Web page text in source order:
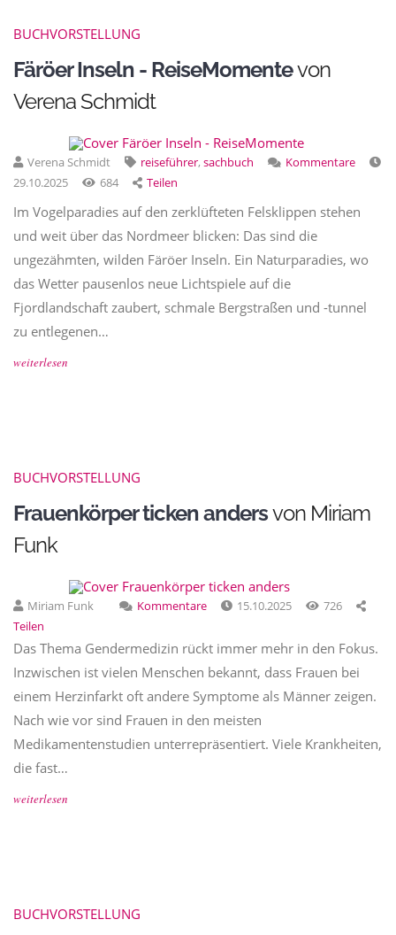
BUCHVORSTELLUNG
Färöer Inseln - ReiseMomentevon
Verena Schmidt
Verena Schmidt reiseführer, sachbuch
Kommentare
29.10.2025
684 Teilen
Im Vogelparadies auf den zerklüfteten Felsklippen stehen
und weit über das Nordmeer blicken: Das sind die
ungezähmten, wilden Färöer Inseln. Ein Naturparadies, wo
das Wetter pausenlos neue Lichtspiele auf die
Fjordlandschaft zaubert, schmale Bergstraßen und -tunnel
zu entlegenen…
weiterlesen
BUCHVORSTELLUNG
Frauenkörper ticken andersvon Miriam
Funk
Miriam Funk Kommentare 15.10.2025
726
Teilen
Das Thema Gendermedizin rückt immer mehr in den Fokus.
Inzwischen ist vielen Menschen bekannt, dass Frauen bei
einem Herzinfarkt oft andere Symptome als Männer zeigen.
Nach wie vor sind Frauen in den meisten
Medikamentenstudien unterrepräsentiert. Viele Krankheiten,
die fast…
weiterlesen
BUCHVORSTELLUNG